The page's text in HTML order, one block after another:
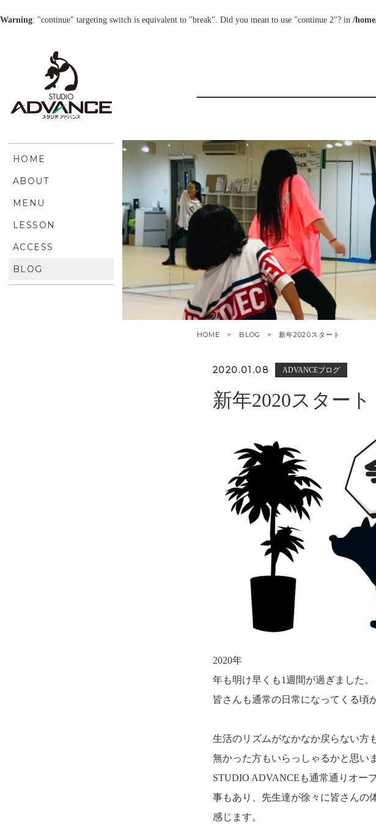
Warning: "continue" targeting switch is equivalent to "break". Did you mean to use "continue 2"? in /
HOME
ABOUT
MENU
LESSON
ACCESS
BLOG
HOME BLOG 新年2020スタート
2020.01.08 ADVANCEブログ
新年2020スタート
2020年
年も明け早くも1週間が過ぎました。
皆さんも通常の日常になってくる頃
生活のリズムがなかなか戻らない方
無かった方もいらっしゃるかと思い
STUDIO ADVANCEも通常通りオー
事もあり、先生達が徐々に皆さんの
感じます。